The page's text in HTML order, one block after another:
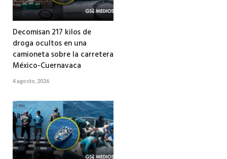
Decomisan 217 kilos de
droga ocultos en una
camioneta sobre la carretera
México-Cuernavaca
4 agosto, 2026